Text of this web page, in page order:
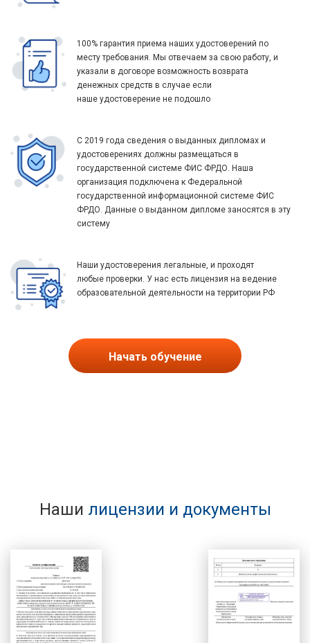
100% гарантия приема наших удостоверений по
месту требования. Мы отвечаем за свою работу, и
указали в договоре возможность возврата
денежных средств в случае если
наше удостоверение не подошло
С 2019 года сведения о выданных дипломах и
удостоверениях должны размещаться в
государственной системе ФИС ФРДО. Наша
организация подключена к Федеральной
государственной информационной системе ФИС
ФРДО. Данные о выданном дипломе заносятся в эту
систему
Наши удостоверения легальные, и проходят
любые проверки. У нас есть лицензия на ведение
образовательной деятельности на территории РФ
Начать обучение
Наши лицензии и документы